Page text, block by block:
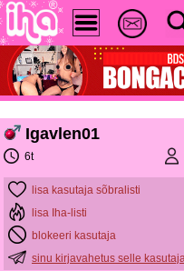
Igavlen01
6t
lisa kasutaja sõbralisti
lisa Iha-listi
blokeeri kasutaja
sinu kirjavahetus selle